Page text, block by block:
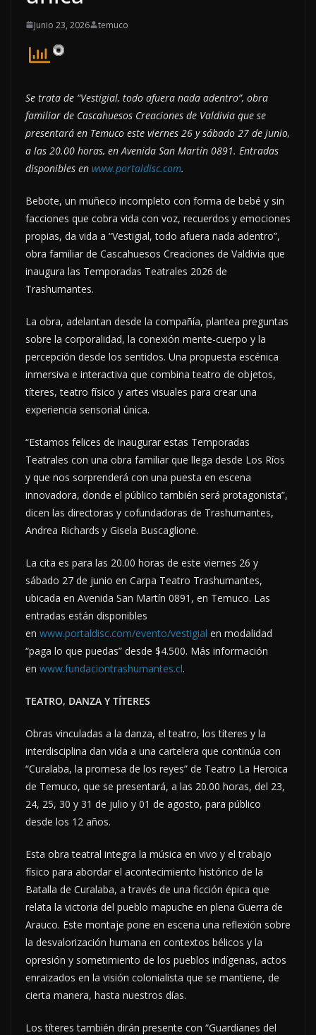
Junio 23, 2026 temuco
Se trata de “Vestigial, todo afuera nada adentro”, obra
familiar de Cascahuesos Creaciones de Valdivia que se
presentará en Temuco este viernes 26 y sábado 27 de junio,
a las 20.00 horas, en Avenida San Martín 0891. Entradas
disponibles en www.portaldisc.com.
Bebote, un muñeco incompleto con forma de bebé y sin
facciones que cobra vida con voz, recuerdos y emociones
propias, da vida a “Vestigial, todo afuera nada adentro”,
obra familiar de Cascahuesos Creaciones de Valdivia que
inaugura las Temporadas Teatrales 2026 de
Trashumantes.
La obra, adelantan desde la compañía, plantea preguntas
sobre la corporalidad, la conexión mente-cuerpo y la
percepción desde los sentidos. Una propuesta escénica
inmersiva e interactiva que combina teatro de objetos,
títeres, teatro físico y artes visuales para crear una
experiencia sensorial única.
“Estamos felices de inaugurar estas Temporadas
Teatrales con una obra familiar que llega desde Los Ríos
y que nos sorprenderá con una puesta en escena
innovadora, donde el público también será protagonista”,
dicen las directoras y cofundadoras de Trashumantes,
Andrea Richards y Gisela Buscaglione.
La cita es para las 20.00 horas de este viernes 26 y
sábado 27 de junio en Carpa Teatro Trashumantes,
ubicada en Avenida San Martín 0891, en Temuco. Las
entradas están disponibles
en www.portaldisc.com/evento/vestigial en modalidad
“paga lo que puedas” desde $4.500. Más información
en www.fundaciontrashumantes.cl.
TEATRO, DANZA Y TÍTERES
Obras vinculadas a la danza, el teatro, los títeres y la
interdisciplina dan vida a una cartelera que continúa con
“Curalaba, la promesa de los reyes” de Teatro La Heroica
de Temuco, que se presentará, a las 20.00 horas, del 23,
24, 25, 30 y 31 de julio y 01 de agosto, para público
desde los 12 años.
Esta obra teatral integra la música en vivo y el trabajo
físico para abordar el acontecimiento histórico de la
Batalla de Curalaba, a través de una ficción épica que
relata la victoria del pueblo mapuche en plena Guerra de
Arauco. Este montaje pone en escena una reflexión sobre
la desvalorización humana en contextos bélicos y la
opresión y sometimiento de los pueblos indígenas, actos
enraizados en la visión colonialista que se mantiene, de
cierta manera, hasta nuestros días.
Los títeres también dirán presente con “Guardianes del